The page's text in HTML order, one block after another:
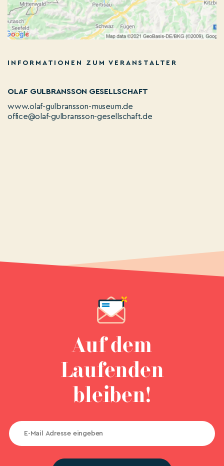
INFORMATIONEN ZUM VERANSTALTER
OLAF GULBRANSSON GESELLSCHAFT
www.olaf-gulbransson-museum.de
office@olaf-gulbransson-gesellschaft.de
Auf dem
Laufenden
bleiben!